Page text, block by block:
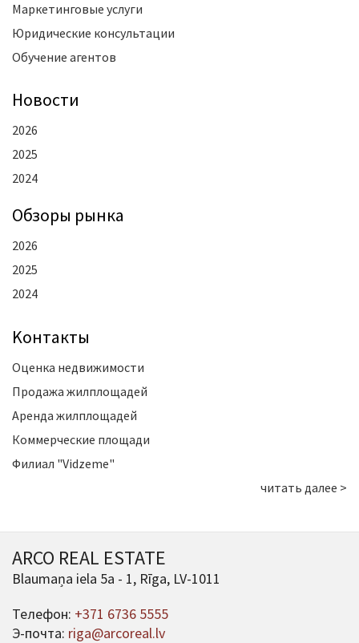
Маркетинговые услуги
Юридические консультации
Обучение агентов
Новости
2026
2025
2024
Oбзоры рынка
2026
2025
2024
Kонтакты
Оценка недвижимости
Продажа жилплощадей
Аренда жилплощадей
Коммерческие площади
Филиал "Vidzeme"
читать далее >
ARCO REAL ESTATE
Blaumaņa iela 5a - 1, Rīga, LV-1011
Телефон: +371 6736 5555
Э-почта: riga@arcoreal.lv